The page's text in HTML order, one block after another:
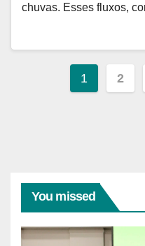
chuvas. Esses fluxos,
1 2
You missed